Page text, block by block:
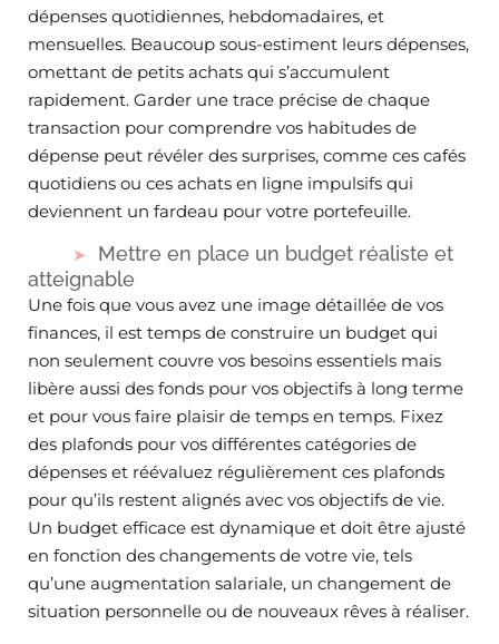
dépenses quotidiennes, hebdomadaires, et
mensuelles. Beaucoup sous-estiment leurs dépenses,
omettant de petits achats qui s’accumulent
rapidement. Garder une trace précise de chaque
transaction pour comprendre vos habitudes de
dépense peut révéler des surprises, comme ces cafés
quotidiens ou ces achats en ligne impulsifs qui
deviennent un fardeau pour votre portefeuille.
Mettre en place un budget réaliste et
atteignable
Une fois que vous avez une image détaillée de vos
finances, il est temps de construire un budget qui
non seulement couvre vos besoins essentiels mais
libère aussi des fonds pour vos objectifs à long terme
et pour vous faire plaisir de temps en temps. Fixez
des plafonds pour vos différentes catégories de
dépenses et réévaluez régulièrement ces plafonds
pour qu’ils restent alignés avec vos objectifs de vie.
Un budget efficace est dynamique et doit être ajusté
en fonction des changements de votre vie, tels
qu’une augmentation salariale, un changement de
situation personnelle ou de nouveaux rêves à réaliser.